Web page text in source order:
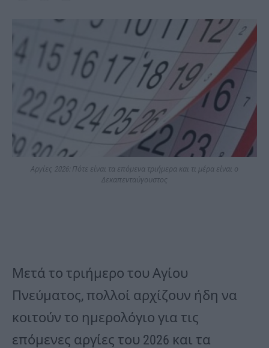
Αργίες 2026: Πότε είναι τα επόμενα τριήμερα και τι μέρα είναι ο
Δεκαπενταύγουστος
Μετά το τριήμερο του Αγίου
Πνεύματος, πολλοί αρχίζουν ήδη να
κοιτούν το ημερολόγιο για τις
επόμενες αργίες του 2026 και τα